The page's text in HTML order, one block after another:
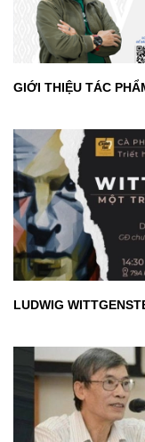
GIỚI THIỆU TÁC
LUDWIG